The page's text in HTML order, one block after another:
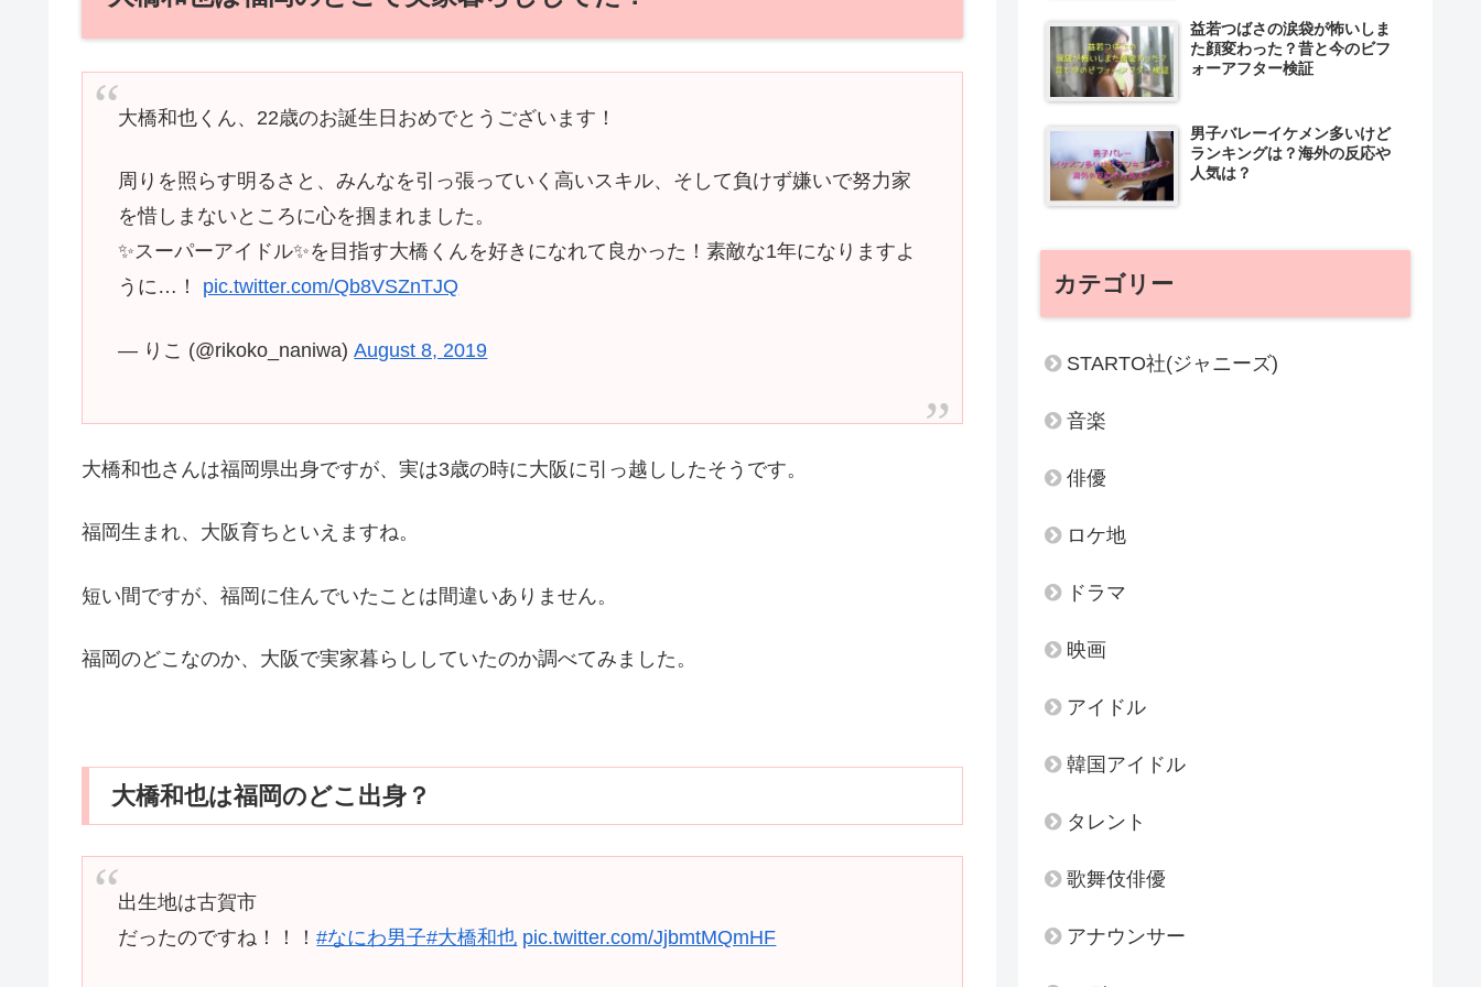
大橋和也くん、22歳のお誕生日おめでとうございます！
周りを照らす明るさと、みんなを引っ張っていく高いスキル、そして負けず嫌いで努力家
を惜しまないところに心を掴まれました。
✨スーパーアイドル✨を目指す大橋くんを好きになれて良かった！素敵な1年になりますよ
うに…！ pic.twitter.com/Qb8VSZnTJQ
— りこ (@rikoko_naniwa)August 8, 2019
大橋和也さんは福岡県出身ですが、実は3歳の時に大阪に引っ越ししたそうです。
福岡生まれ、大阪育ちといえますね。
短い間ですが、福岡に住んでいたことは間違いありません。
福岡のどこなのか、大阪で実家暮らししていたのか調べてみました。
大橋和也は福岡のどこ出身？
出生地は古賀市
だったのですね！！！#なにわ男子#大橋和也 pic.twitter.com/JjbmtMQmHF
益若つばさの涙袋が怖いしま
た顔変わった？昔と今のビフ
ォーアフター検証
男子バレーイケメン多いけど
ランキングは？海外の反応や
人気は？
カテゴリー
STARTO社(ジャニーズ)
音楽
俳優
ロケ地
ドラマ
映画
アイドル
韓国アイドル
タレント
歌舞伎俳優
アナウンサー